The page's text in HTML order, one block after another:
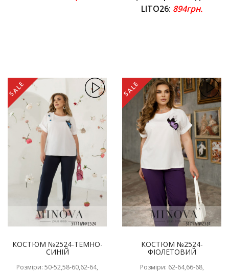
LITO26: 894грн.
SALE
КОСТЮМ №2524-ТЕМНО-
СИНІЙ
Розміри: 50-52,58-60,62-64,
SALE
КОСТЮМ №2524-
ФІОЛЕТОВИЙ
Розміри: 62-64,66-68,